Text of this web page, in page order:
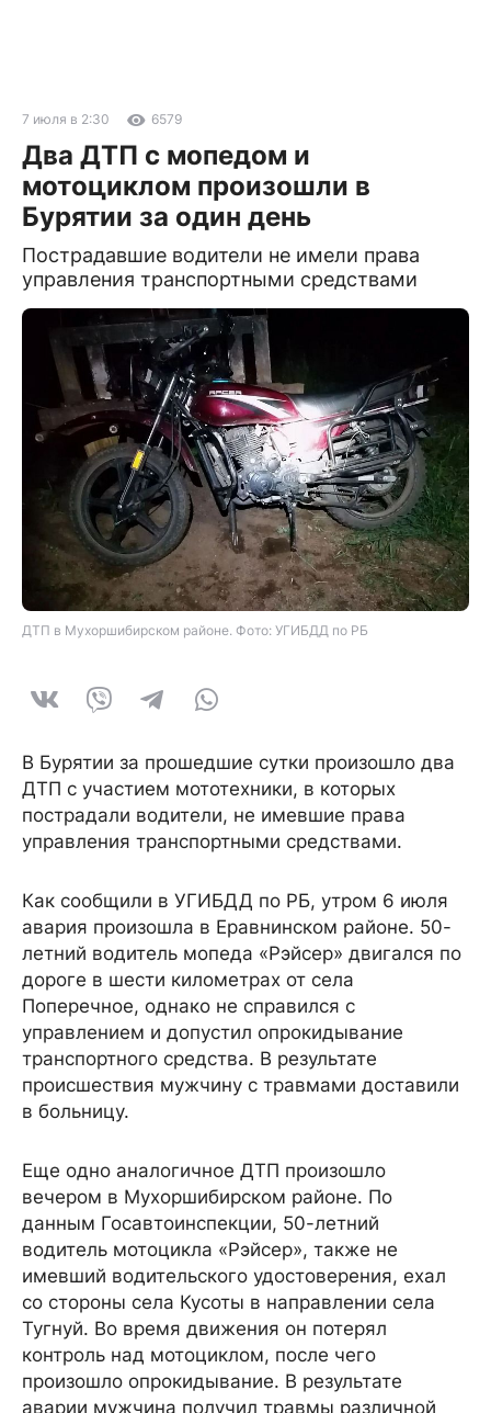
7 июля в 2:30 6579
Два ДТП с мопедом и
мотоциклом произошли в
Бурятии за один день
Пострадавшие водители не имели права
управления транспортными средствами
ДТП в Мухоршибирском районе. Фото: УГИБДД по РБ
В Бурятии за прошедшие сутки произошло два
ДТП с участием мототехники, в которых
пострадали водители, не имевшие права
управления транспортными средствами.
Как сообщили в УГИБДД по РБ, утром 6 июля
авария произошла в Еравнинском районе. 50-
летний водитель мопеда «Рэйсер» двигался по
дороге в шести километрах от села
Поперечное, однако не справился с
управлением и допустил опрокидывание
транспортного средства. В результате
происшествия мужчину с травмами доставили
в больницу.
Еще одно аналогичное ДТП произошло
вечером в Мухоршибирском районе. По
данным Госавтоинспекции, 50-летний
водитель мотоцикла «Рэйсер», также не
имевший водительского удостоверения, ехал
со стороны села Кусоты в направлении села
Тугнуй. Во время движения он потерял
контроль над мотоциклом, после чего
произошло опрокидывание. В результате
аварии мужчина получил травмы различной